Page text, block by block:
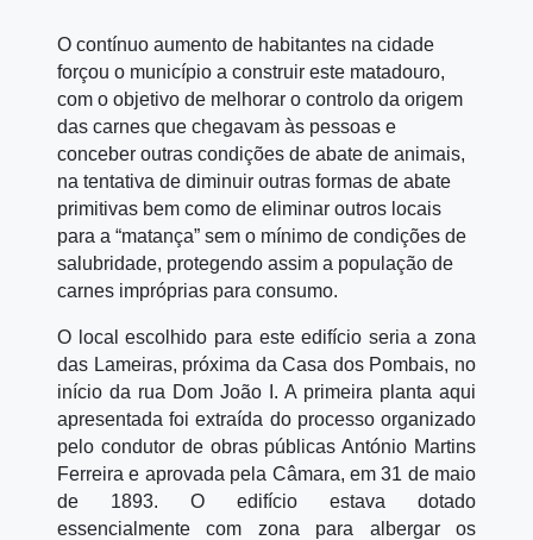
O contínuo aumento de habitantes na cidade
forçou o município a construir este matadouro,
com o objetivo de melhorar o controlo da origem
das carnes que chegavam às pessoas e
conceber outras condições de abate de animais,
na tentativa de diminuir outras formas de abate
primitivas bem como de eliminar outros locais
para a “matança” sem o mínimo de condições de
salubridade, protegendo assim a população de
carnes impróprias para consumo.
O local escolhido para este edifício seria a zona
das Lameiras, próxima da Casa dos Pombais, no
início da rua Dom João I. A primeira planta aqui
apresentada foi extraída do processo organizado
pelo condutor de obras públicas António Martins
Ferreira e aprovada pela Câmara, em 31 de maio
de 1893. O edifício estava dotado
essencialmente com zona para albergar os